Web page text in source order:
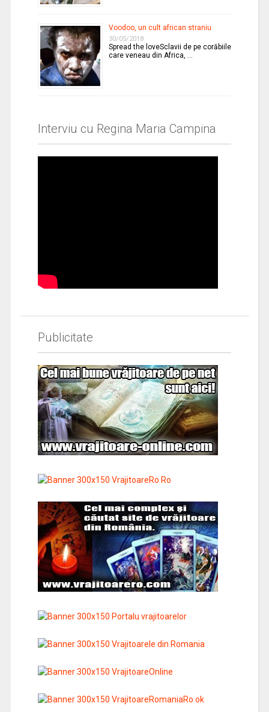
Voodoo, un cult african straniu
30/05/2018
Spread the loveSclavii de pe corăbiile
care veneau din Africa, …
Interviu cu Regina Maria Campina
Publicitate